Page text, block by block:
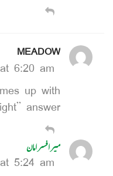
MEADOW
6:20 am
up with
answer!
میر افسر امان
5:24 am